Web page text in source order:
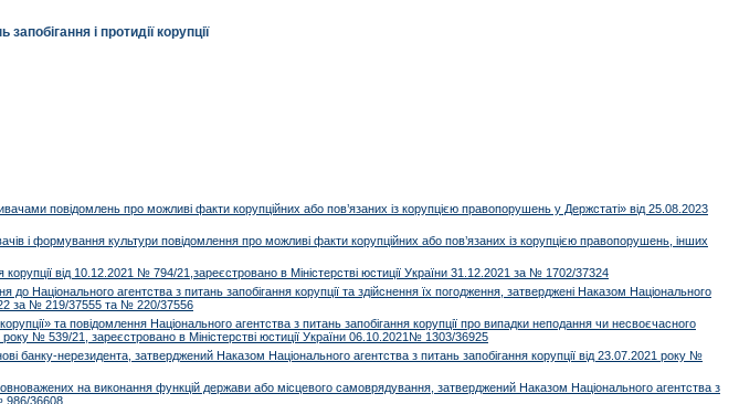
і протидії корупції
повідомлень про можливі факти корупційних або пов’язаних із корупцією правопорушень у Держстаті» від 25.08.2023
і формування культури повідомлення про можливі факти корупційних або пов’язаних із корупцією правопорушень, інших
від 10.12.2021 № 794/21,зареєстровано в Міністерстві юстиції України 31.12.2021 за № 1702/37324
Національного агентства з питань запобігання корупції та здійснення їх погодження, затверджені Наказом Національного
за № 219/37555 та № 220/37556
та повідомлення Національного агентства з питань запобігання корупції про випадки неподання чи несвоєчасного
№ 539/21, зареєстровано в Міністерстві юстиції України 06.10.2021№ 1303/36925
банку-нерезидента, затверджений Наказом Національного агентства з питань запобігання корупції від 23.07.2021 року №
на виконання функцій держави або місцевого самоврядування, затверджений Наказом Національного агентства з
986/36608